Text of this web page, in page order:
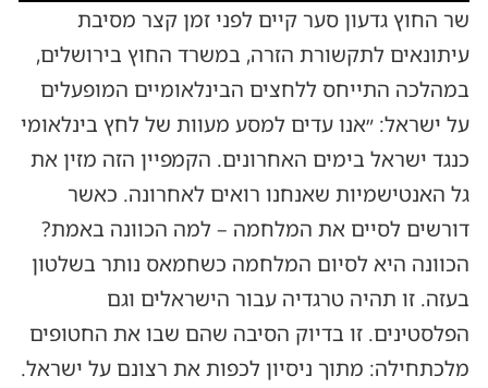
שר החוץ גדעון סער קיים לפני זמן קצר מסיבת
עיתונאים לתקשורת הזרה, במשרד החוץ בירושלים,
במהלכה התייחס ללחצים הבינלאומיים המופעלים
על ישראל: ״אנו עדים למסע מעוות של לחץ בינלאומי
כנגד ישראל בימים האחרונים. הקמפיין הזה מזין את
גל האנטישמיות שאנחנו רואים לאחרונה. כאשר
דורשים לסיים את המלחמה – למה הכוונה באמת?
הכוונה היא לסיום המלחמה כשחמאס נותר בשלטון
בעזה. זו תהיה טרגדיה עבור הישראלים וגם
הפלסטינים. זו בדיוק הסיבה שהם שבו את החטופים
מלכתחילה: מתוך ניסיון לכפות את רצונם על ישראל.